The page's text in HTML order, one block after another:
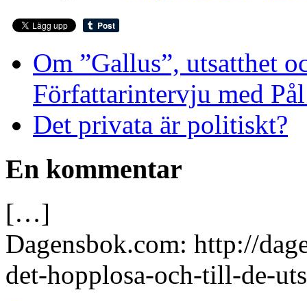
Om ”Gallus”, utsatthet
Författarintervju med
Det privata är politiskt?
En kommentar
[…]
Dagensbok.com: http://
det-hopplosa-och-till-de-